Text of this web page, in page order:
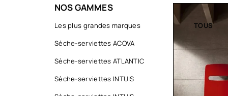
NOS GAMMES
Les plus grandes marques
Sèche-serviettes ACOVA
Sèche-serviettes ATLANTIC
Sèche-serviettes INTUIS
TOUS